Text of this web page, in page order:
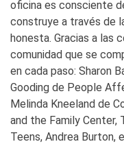
oficina es consciente
construye a través de
honesta. Gracias a las
comunidad que se
en cada paso: Sharon
Gooding de People
Melinda Kneeland de
and the Family Center,
Teens, Andrea Burton,